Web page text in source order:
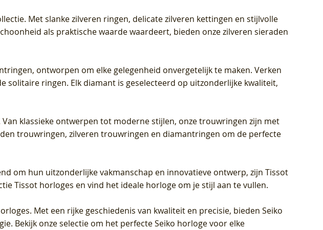
Met slanke zilveren ringen, delicate zilveren kettingen en stijlvolle
als praktische waarde waardeert, bieden onze zilveren sieraden
ontworpen om elke gelegenheid onvergetelijk te maken. Verken
ringen. Elk diamant is geselecteerd op uitzonderlijke kwaliteit,
klassieke ontwerpen tot moderne stijlen, onze trouwringen zijn met
trouwringen, zilveren trouwringen en diamantringen om de perfecte
om hun uitzonderlijke vakmanschap en innovatieve ontwerp, zijn Tissot
Tissot horloges en vind het ideale horloge om je stijl aan te vullen.
Met een rijke geschiedenis van kwaliteit en precisie, bieden Seiko
Bekijk onze selectie om het perfecte Seiko horloge voor elke